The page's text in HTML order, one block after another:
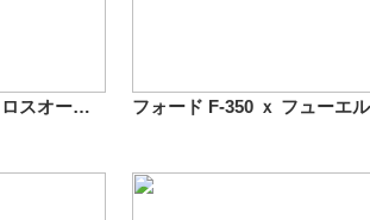
キャデラック XT5 クロスオーバー ｘ フューエルオフロード D538 マーベリック 20インチ